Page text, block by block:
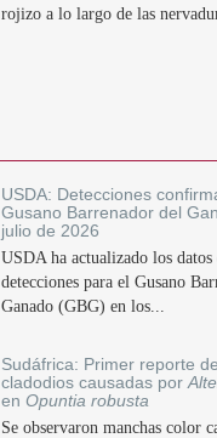
rojizo a lo largo de las
USDA: Detecciones
Gusano Barrenador del
julio de 2026
USDA ha actualizado los datos
detecciones para el Gusano
Ganado (GBG) en los...
Sudáfrica: Primer reporte
cladodios causadas por
en Opuntia robusta
Se observaron manchas color